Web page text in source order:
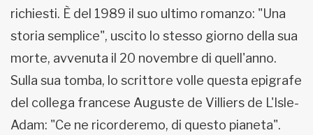
richiesti. È del 1989 il suo ultimo romanzo: "Una
storia semplice", uscito lo stesso giorno della sua
morte, avvenuta il 20 novembre di quell'anno.
Sulla sua tomba, lo scrittore volle questa epigrafe
del collega francese Auguste de Villiers de L'Isle-
Adam: "Ce ne ricorderemo, di questo pianeta".